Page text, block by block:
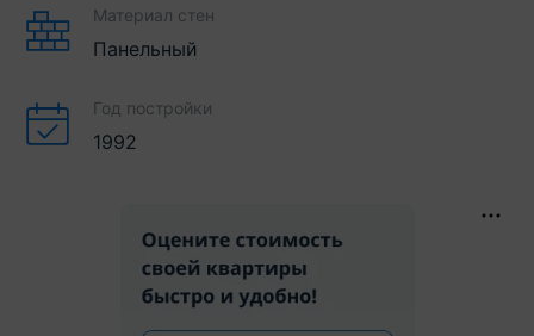
Материал стен
Панельный
Год постройки
1992